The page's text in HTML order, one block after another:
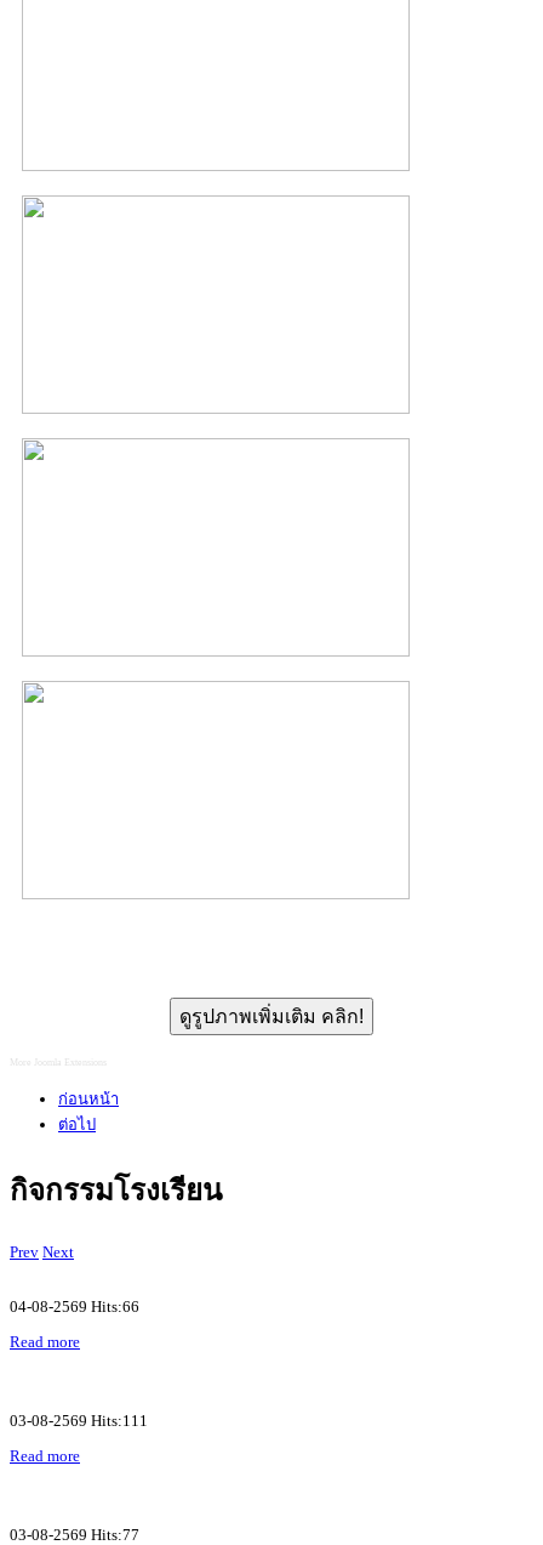
ดูรูปภาพเพิ่มเติม คลิก!
More Joomla Extensions
ก่อนหน้า
ต่อไป
กิจกรรมโรงเรียน
Prev Next
04-08-2569 Hits:66
Read more
03-08-2569 Hits:111
Read more
03-08-2569 Hits:77